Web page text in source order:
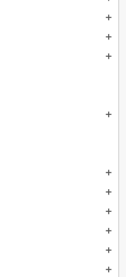
add
add
add
add
add
add
add
add
add
add